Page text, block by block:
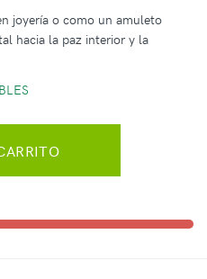
joyería o como un amuleto
hacia la paz interior y la